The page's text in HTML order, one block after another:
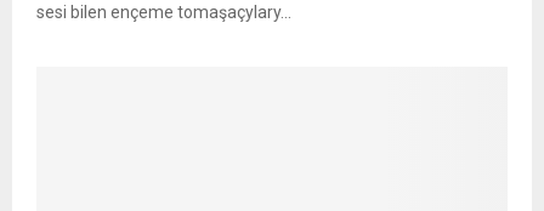
sesi bilen ençeme tomaşaçylary...